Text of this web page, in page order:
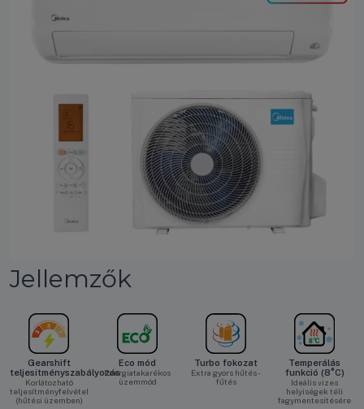
Jellemzők
Gearshift
teljesítményszabályozás
Korlátozható
teljesítményfelvétel
(hűtési üzemben)
Eco mód
Energiatakarékos
üzemmód
Turbo fokozat
Extra gyors hűtés -
fűtés
Temperálás
funkció (8°C)
Ideális vizes
helyiségek téli
fagymentesítésére